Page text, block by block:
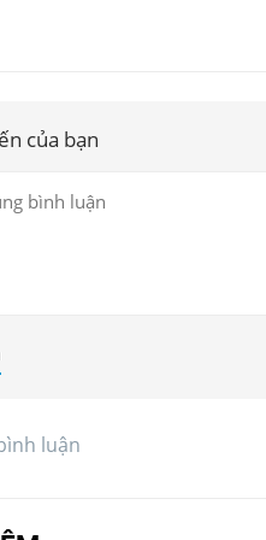
của bạn
luận